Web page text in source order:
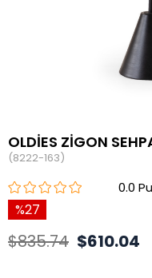
OLDİES ZİGON
(8222-163)
0.0
27
$835.74 $610.04